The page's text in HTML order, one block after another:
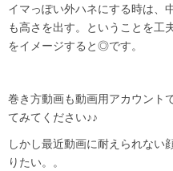
イマっぽい外ハネにする時は、
も高さを出す。ということを工
をイメージすると◎です。
巻き方動画も動画用アカウント
てみてください♪♪
しかし最近動画に耐えられない
りたい。。